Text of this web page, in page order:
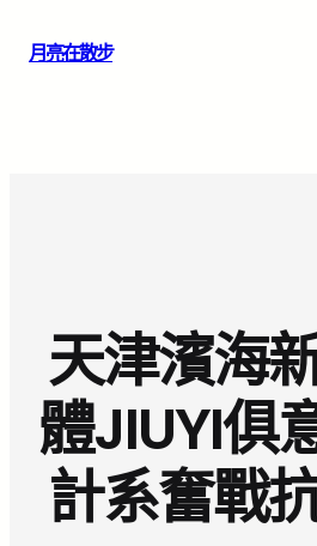
月亮在散步
天津濱海
體JIUYI俱
計系奮戰